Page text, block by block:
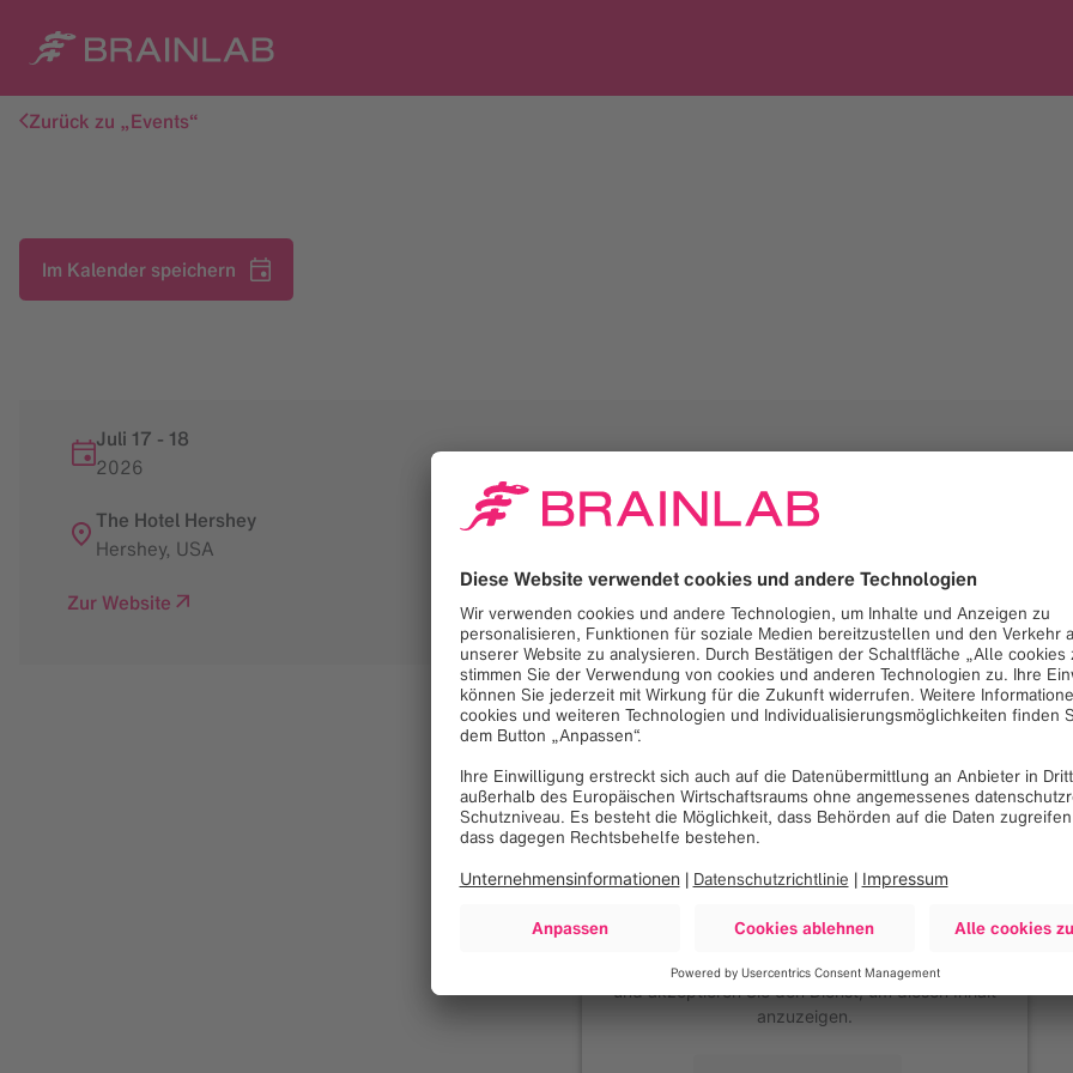
Zurück zu „Events“
Im Kalender speichern
Juli 17 - 18
2026
The Hotel Hershey
Hershey, USA
Zur Website
Zum Laden des Google
Maps-Dienstes benötigen
wir Ihr Einverständnis!
einzubetten, die möglicherweise Daten über Ihre
Aktivitäten sammeln. Bitte lesen Sie die Details
und akzeptieren Sie den Dienst, um diesen Inhalt
anzuzeigen.